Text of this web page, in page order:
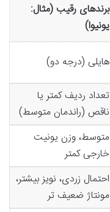
برندهای رقیب (مثال:
یونیوا)
هایلی (درجه دو)
تعداد ردیف کمتر یا
ناقص (راندمان متوسط)
متوسط، وزن یونیت
خارجی کمتر
احتمال زردی، نویز بیشتر،
مونتاژ ضعیف تر